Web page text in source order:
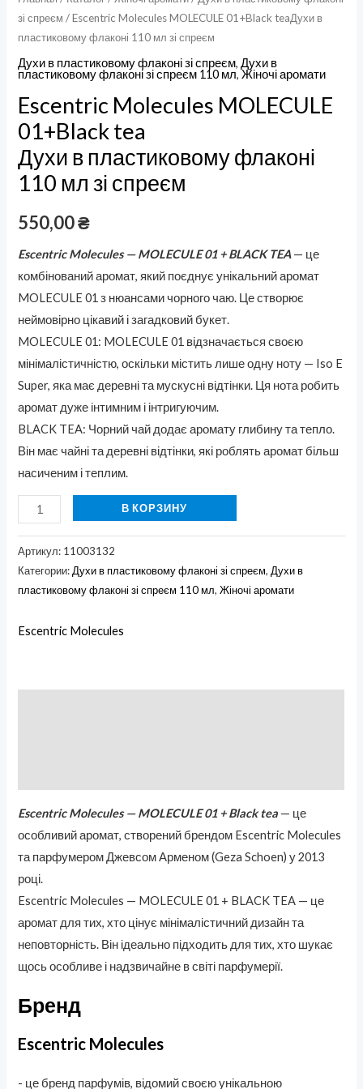
зі спреєм / Escentric Molecules MOLECULE 01+Black teaДухи в
пластиковому флаконі 110 мл зі спреєм
Духи в пластиковому флаконі зі спреєм,Духи в
пластиковому флаконі зі спреєм 110 мл,Жіночі аромати
Escentric Molecules MOLECULE
01+Black tea
Духи в пластиковому флаконі
110 мл зі спреєм
550,00₴
Escentric Molecules — MOLECULE 01 + BLACK TEA— це
комбінований аромат, який поєднує унікальний аромат
MOLECULE 01 з нюансами чорного чаю. Це створює
неймовірно цікавий і загадковий букет.
MOLECULE 01: MOLECULE 01 відзначається своєю
мінімалістичністю, оскільки містить лише одну ноту — Iso E
Super, яка має деревні та мускусні відтінки. Ця нота робить
аромат дуже інтимним і інтригуючим.
BLACK TEA: Чорний чай додає аромату глибину та тепло.
Він має чайні та деревні відтінки, які роблять аромат більш
насиченим і теплим.
В КОРЗИНУ
Артикул: 11003132
Категории:Духи в пластиковому флаконі зі спреєм,Духи в
пластиковому флаконі зі спреєм 110 мл,Жіночі аромати
Escentric Molecules
Escentric Molecules — MOLECULE 01 + Black tea — це
особливий аромат, створений брендом Escentric Molecules
та парфумером Джевсом Арменом (Geza Schoen) у 2013
році.
Escentric Molecules — MOLECULE 01 + BLACK TEA — це
аромат для тих, хто цінує мінімалістичний дизайн та
неповторність. Він ідеально підходить для тих, хто шукає
щось особливе і надзвичайне в світі парфумерії.
Бренд
Escentric Molecules
- це бренд парфумів, відомий своєю унікальною